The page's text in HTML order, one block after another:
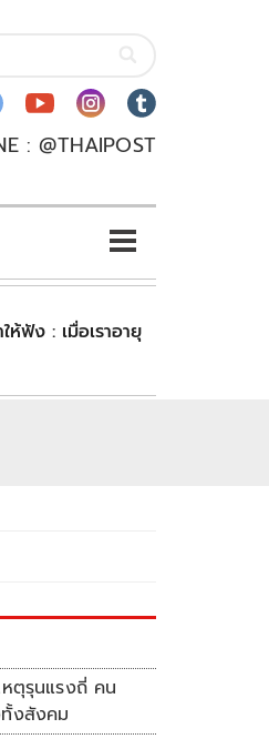
: @THAIPOST
ให้ฟัง : เมื่อเราอายุ
หตุรุนแรงถี่ คน
ทั้งสังคม